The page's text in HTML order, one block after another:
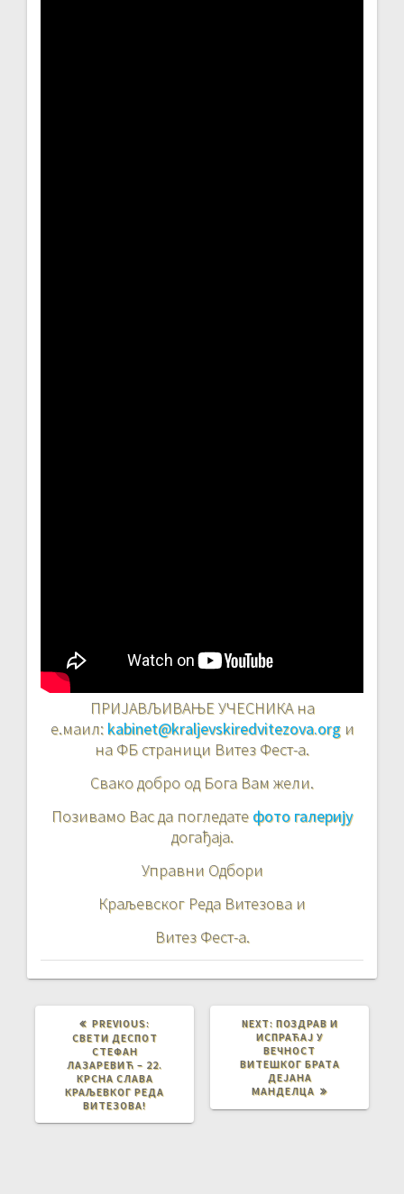
ПРИЈАВЉИВАЊЕ УЧЕСНИКА на
е.маил: kabinet@kraljevskiredvitezova.orgи
на ФБ страници Витез Фест-а.
Свако добро од Бога Вам жели.
Позивамо Вас да погледате фото галерију
догађаја.
Управни Одбори
Краљевског Реда Витезова и
Витез Фест-а.
PREVIOUS:
POST:
СВЕТИ ДЕСПОТ
СТЕФАН
ЛАЗАРЕВИЋ – 22.
КРСНА СЛАВА
КРАЉЕВКОГ РЕДА
ВИТЕЗОВА!
NEXT: NEXT
POST:
ПОЗДРАВ И
ИСПРАЋАЈ У
ВЕЧНОСТ
ВИТЕШКОГ БРАТА
ДЕЈАНА
МАНДЕЛЦА